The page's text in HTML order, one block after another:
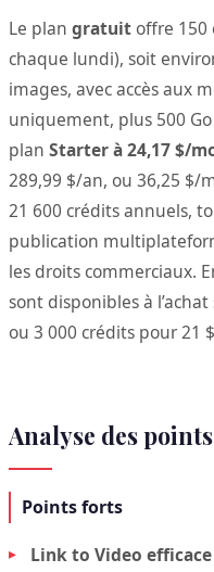
Le plan gratuit offre 150
chaque lundi), soit
images, avec accès aux
uniquement, plus 500
plan Starter à 24,17 $/
289,99 $/an, ou 36,25 $/
21 600 crédits annuels,
publication
les droits commerciaux.
sont disponibles à
ou 3 000 crédits pour 21
Analyse des
Points forts
Link to Video efficace